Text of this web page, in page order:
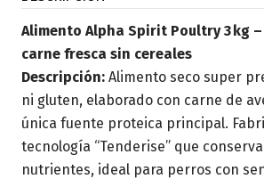
Alimento Alpha Spirit Poultry 3 kg
carne fresca sin cereales
Descripción: Alimento seco super
ni gluten, elaborado con carne de
única fuente proteica principal.
tecnología “Tenderise” que
nutrientes, ideal para perros con